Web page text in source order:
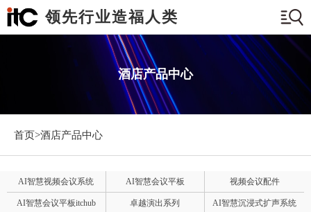
领先行业造福人类
酒店产品中心
首页>酒店产品中心
AI智慧视频会议系统 AI智慧会议平板 视频会议配件
AI智慧会议平板itchub 卓越演出系列 AI智慧沉浸式扩声系统